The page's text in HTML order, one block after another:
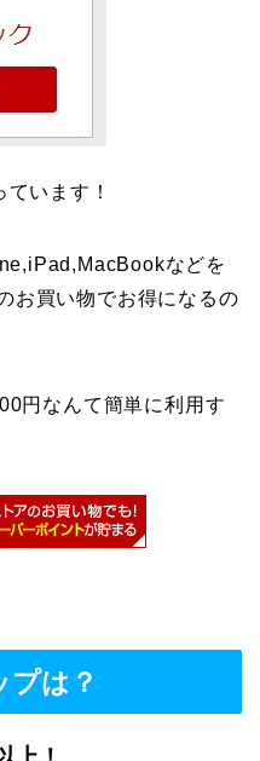
います！
などを
お買い物でお得になるの
円なんて簡単に利用す
は？